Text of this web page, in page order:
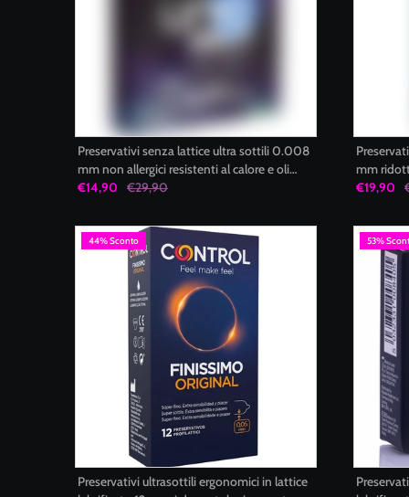
Preservativi senza lattice ultra sottili 0.008
mm non allergici resistenti al calore e oli
formato multiuso 3 unità Uniq
€14,90 €29,90
mm
unità MY
€19,90
44% Sconto
Preservativi ultrasottili ergonomici in lattice
53%